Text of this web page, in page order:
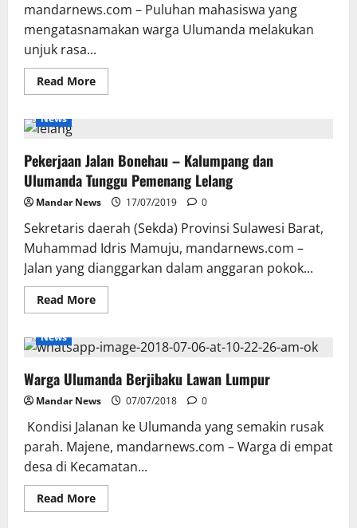
di
Ulumanda
mandarnews.com – Puluhan mahasiswa yang
mengatasnamakan warga Ulumanda melakukan
unjuk rasa...
Read MoreRead
more
Status
Jalan
News
Pekerjaan Jalan Bonehau – Kalumpang dan
Ulumanda Tunggu Pemenang Lelang
Mandar News 17/07/2019 0
Sekretaris daerah (Sekda) Provinsi Sulawesi Barat,
Muhammad Idris Mamuju, mandarnews.com –
Jalan yang dianggarkan dalam anggaran pokok...
Read MoreRead
more
Jalan
Bonehau
Kalumpang
dan
Ulumanda
Tunggu
Pemenang
Lelang
News
Warga Ulumanda Berjibaku Lawan Lumpur
Mandar News 07/07/2018 0
Kondisi Jalanan ke Ulumanda yang semakin rusak
parah. Majene, mandarnews.com – Warga di empat
desa di Kecamatan...
Read MoreRead
more